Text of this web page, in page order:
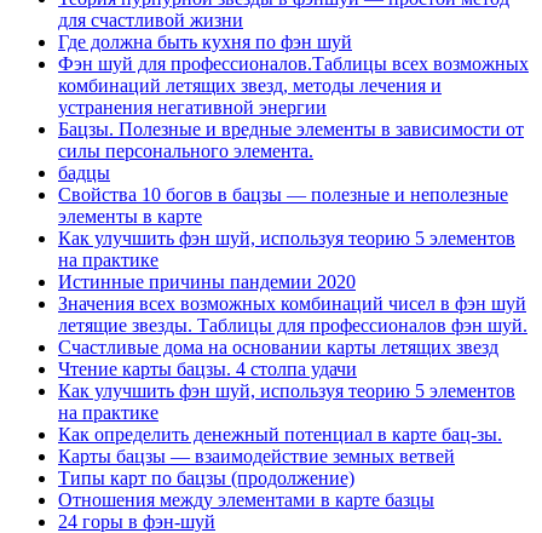
для счастливой жизни
Где должна быть кухня по фэн шуй
Фэн шуй для профессионалов.Таблицы всех возможных
комбинаций летящих звезд, методы лечения и
устранения негативной энергии
Бацзы. Полезные и вредные элементы в зависимости от
силы персонального элемента.
бадцы
Свойства 10 богов в бацзы — полезные и неполезные
элементы в карте
Как улучшить фэн шуй, используя теорию 5 элементов
на практике
Истинные причины пандемии 2020
Значения всех возможных комбинаций чисел в фэн шуй
летящие звезды. Таблицы для профессионалов фэн шуй.
Счастливые дома на основании карты летящих звезд
Чтение карты бацзы. 4 столпа удачи
Как улучшить фэн шуй, используя теорию 5 элементов
на практике
Как определить денежный потенциал в карте бац-зы.
Карты бацзы — взаимодействие земных ветвей
Типы карт по бацзы (продолжение)
Отношения между элементами в карте базцы
24 горы в фэн-шуй